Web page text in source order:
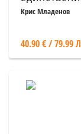
учебник за
България
Крис Младенов
40.90 € / 79.99